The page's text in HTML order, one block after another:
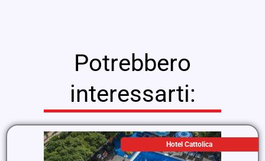
Potrebbero
interessarti:
Hotel Cattolica